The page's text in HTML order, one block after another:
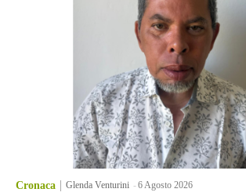
Cronaca Glenda Venturini -6 Agosto 2026